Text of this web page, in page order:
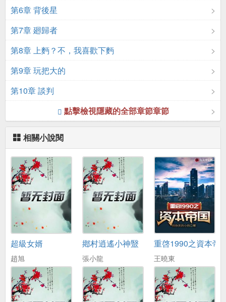
第6章 背後星
第7章 廻歸者
第8章 上麪？不，我喜歡下麪
第9章 玩把大的
第10章 談判
點擊檢視隱藏的全部章節章節
相關小說閱
超級女婿
趙旭
鄕村逍遙小神毉
張小龍
重啓1990之資本帝
王曉東